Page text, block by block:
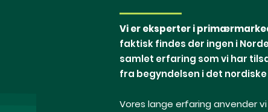
Vi er eksperter i
faktisk findes der ingen i
samlet erfaring som vi har
fra begyndelsen i det
Vores lange erfaring anvender